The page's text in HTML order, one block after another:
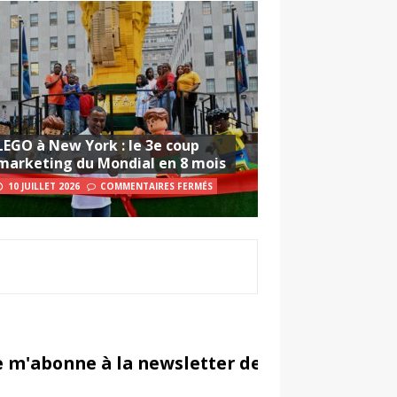
à New York : le 3e coup
du Mondial en 8 mois
10 JUILLET 2026 COMMENTAIRES FERMÉS
m'abonne à la newsletter de